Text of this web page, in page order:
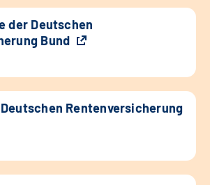
der Deutschen
Bund
Rentenversicherung